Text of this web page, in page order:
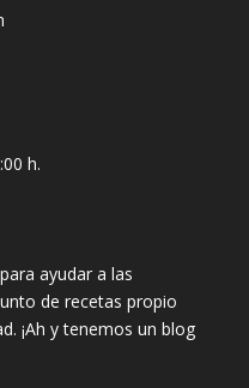
h.
ayudar a las
de recetas propio
¡Ah y tenemos un blog